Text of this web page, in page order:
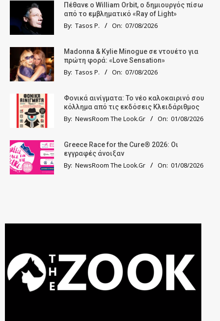
Πέθανε ο William Orbit, ο δημιουργός πίσω
από το εμβληματικό «Ray of Light»
By: Tasos P. On: 07/08/2026
Madonna & Kylie Minogue σε ντουέτο για
πρώτη φορά: «Love Sensation»
By: Tasos P. On: 07/08/2026
Φονικά αινίγματα: Το νέο καλοκαιρινό σου
κόλλημα από τις εκδόσεις Κλειδάριθμος
By: NewsRoom The Look.Gr On: 01/08/2026
Greece Race for the Cure® 2026: Οι
εγγραφές άνοιξαν
By: NewsRoom The Look.Gr On: 01/08/2026